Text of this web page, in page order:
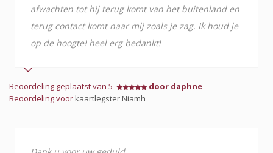
afwachten tot hij terug komt van het buitenland en
terug contact komt naar mij zoals je zag. Ik houd je
op de hoogte! heel erg bedankt!
Beoordeling geplaatst van 5
door daphne
Beoordeling voorkaartlegster Niamh